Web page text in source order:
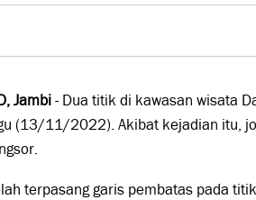
Jambi- Dua titik di kawasan wisata
(13/11/2022). Akibat kejadian itu,
terpasang garis pembatas pada